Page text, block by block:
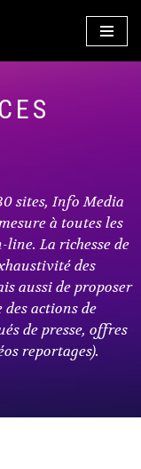
sites, Info Media
à toutes les
La richesse de
des
aussi de proposer
actions de
de presse, offres
reportages).